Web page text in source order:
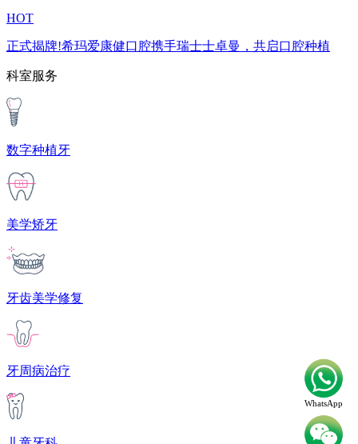
WhatsApp
HOT
正式揭牌!希玛爱康健口腔携手瑞士士卓曼，共启口腔种植
科室服务
数字种植牙
美学矫牙
牙齿美学修复
牙周病治疗